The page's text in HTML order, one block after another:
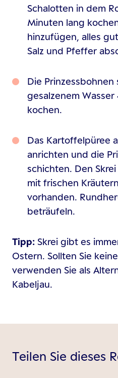
Schalotten in dem
Minuten lang
hinzufügen, alles
Salz und Pfeffer
Die
gesalzenem
kochen.
Das Kartoffelpüree
anrichten und die
schichten. Den
mit frischen
vorhanden.
beträufeln.
Tipp: Skrei gibt es
Ostern. Sollten Sie
verwenden Sie als
Kabeljau.
Teilen Sie dieses